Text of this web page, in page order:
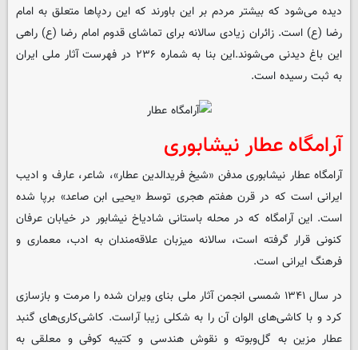
دیده می‌شود که بیشتر مردم بر این باورند که این ردپاها متعلق به امام
رضا (ع) است. زائران زیادی سالانه برای تماشای قدوم امام رضا (ع) راهی
این باغ دیدنی می‌شوند.این بنا به شماره ۲۳۶ در فهرست آثار ملی ایران
به ثبت رسیده است.
آرامگاه عطار نیشابوری
آرامگاه عطار نیشابوری مدفن «شیخ فریدالدین عطار»، شاعر، عارف و ادیب
ایرانی است که در قرن هفتم هجری توسط «یحیی ابن صاعد» برپا شده
است. این آرامگاه که در محله باستانی شادیاخ نیشابور در خیابان عرفان
کنونی قرار گرفته است، سالانه میزبان علاقه‌مندان به ادب، معماری و
فرهنگ ایرانی است.
در سال ۱۳۴۱ شمسی انجمن آثار ملی بنای ویران شده را مرمت و بازسازی
کرد و با کاشی‌های الوان آن را به شکلی زیبا آراست. کاشی‌کاری‌های گنبد
عطار مزین به گل‌وبوته و نقوش هندسی و کتیبه کوفی و معلقی به